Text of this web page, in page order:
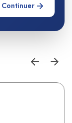
Continuer